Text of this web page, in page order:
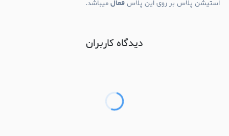
استیشن پلاس بر روی این پلاسفعالمیباشد.
دیدگاه کاربران